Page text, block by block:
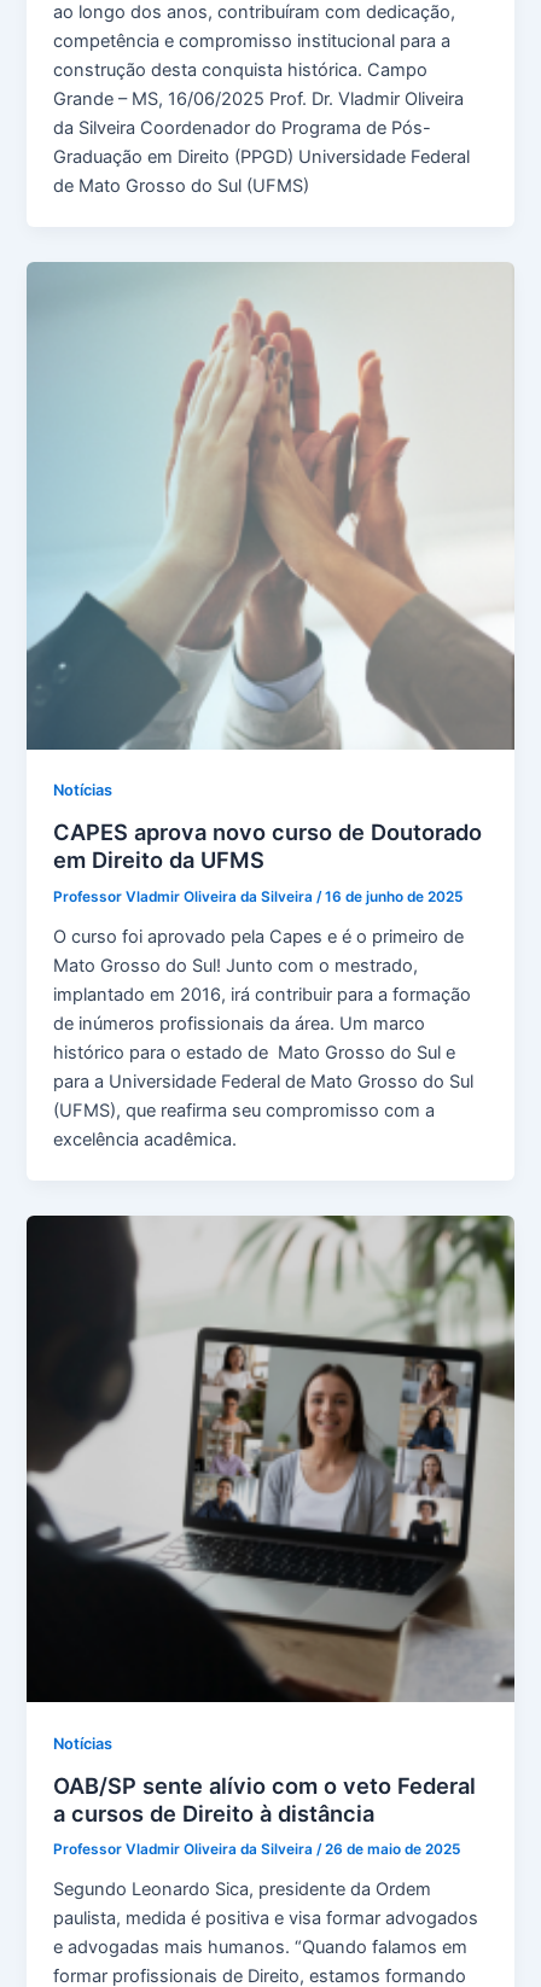
ao longo dos anos, contribuíram com dedicação,
competência e compromisso institucional para a
construção desta conquista histórica. Campo
Grande – MS, 16/06/2025 Prof. Dr. Vladmir Oliveira
da Silveira Coordenador do Programa de Pós-
Graduação em Direito (PPGD) Universidade Federal
de Mato Grosso do Sul (UFMS)
Notícias
CAPES aprova novo curso de Doutorado
em Direito da UFMS
Professor Vladmir Oliveira da Silveira/16 de junho de 2025
O curso foi aprovado pela Capes e é o primeiro de
Mato Grosso do Sul! Junto com o mestrado,
implantado em 2016, irá contribuir para a formação
de inúmeros profissionais da área. Um marco
histórico para o estado de Mato Grosso do Sul e
para a Universidade Federal de Mato Grosso do Sul
(UFMS), que reafirma seu compromisso com a
excelência acadêmica.
Notícias
OAB/SP sente alívio com o veto Federal
a cursos de Direito à distância
Professor Vladmir Oliveira da Silveira/26 de maio de 2025
Segundo Leonardo Sica, presidente da Ordem
paulista, medida é positiva e visa formar advogados
e advogadas mais humanos. “Quando falamos em
formar profissionais de Direito, estamos formando